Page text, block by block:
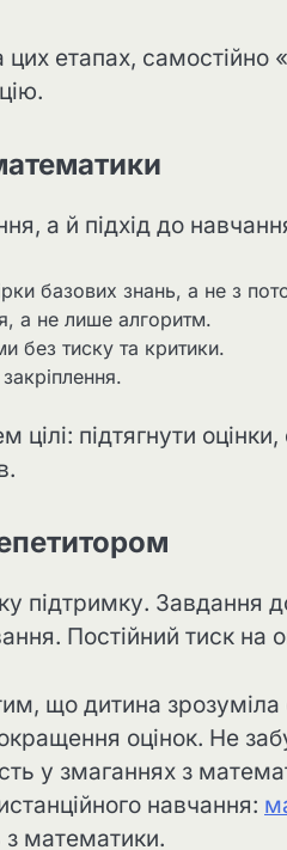
етапах, самостійно
а й підхід до
базових знань, а не з
а не лише алгоритм.
без тиску та критики.
підтягнути
підтримку. Завдання
Постійний тиск
що дитина зрозуміла
оцінок. Не
у змаганнях з
навчання:
з математики.